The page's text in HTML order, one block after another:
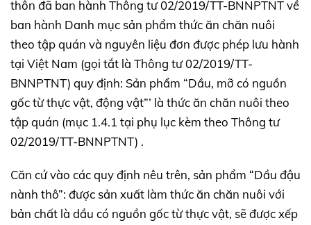
thôn đã ban hành Thông tư 02/2019/TT-BNNPTNT về
ban hành Danh mục sản phẩm thức ăn chăn nuôi
theo tập quán và nguyên liệu đơn được phép lưu hành
tại Việt Nam (gọi tắt là Thông tư 02/2019/TT-
BNNPTNT) quy định: Sản phẩm “Dầu, mỡ có nguồn
gốc từ thực vật, động vật”’ là thức ăn chăn nuôi theo
tập quán (mục 1.4.1 tại phụ lục kèm theo Thông tư
02/2019/TT-BNNPTNT) .
Căn cứ vào các quy định nêu trên, sản phẩm “Dầu đậu
nành thô”: được sản xuất làm thức ăn chăn nuôi với
bản chất là dầu có nguồn gốc từ thực vật, sẽ được xếp